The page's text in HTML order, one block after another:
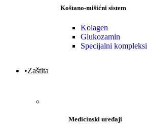
Koštano-mišićni sistem
Kolagen
Glukozamin
Specijalni kompleksi
•Zaštita
Medicinski uređaji